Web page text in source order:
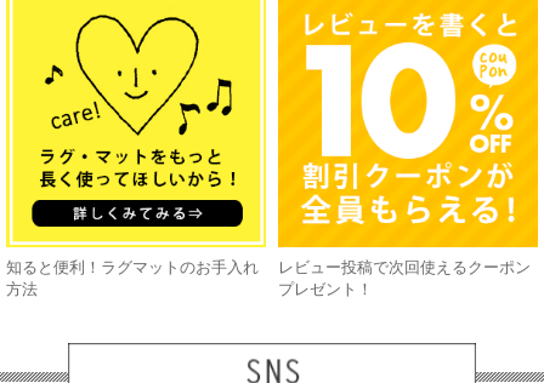
知ると便利！ラグマットのお手入れ
方法
レビュー投稿で次回使えるクーポン
プレゼント！